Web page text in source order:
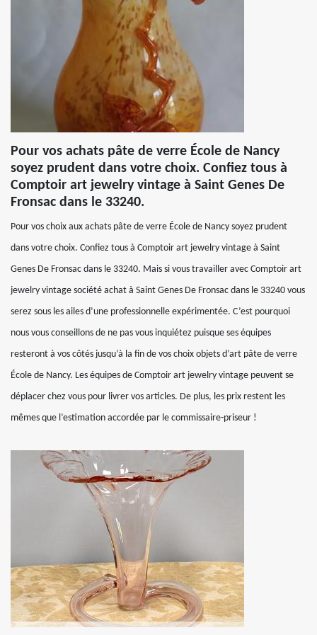
Pour vos achats pâte de verre École de Nancy
soyez prudent dans votre choix. Confiez tous à
Comptoir art jewelry vintage à Saint Genes De
Fronsac dans le 33240.
Pour vos choix aux achats pâte de verre École de Nancy soyez prudent
dans votre choix. Confiez tous à Comptoir art jewelry vintage à Saint
Genes De Fronsac dans le 33240. Mais si vous travailler avec Comptoir art
jewelry vintage société achat à Saint Genes De Fronsac dans le 33240 vous
serez sous les ailes d’une professionnelle expérimentée. C’est pourquoi
nous vous conseillons de ne pas vous inquiétez puisque ses équipes
resteront à vos côtés jusqu’à la fin de vos choix objets d’art pâte de verre
École de Nancy. Les équipes de Comptoir art jewelry vintage peuvent se
déplacer chez vous pour livrer vos articles. De plus, les prix restent les
mêmes que l’estimation accordée par le commissaire-priseur !